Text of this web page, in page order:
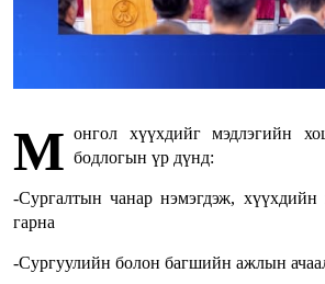
М онгол хүүхдийг мэдлэгийн
бодлогын үр дүнд:
-Сургалтын чанар нэмэгдэж, хүүхдийн
гарна
-Сургуулийн болон багшийн ажлын